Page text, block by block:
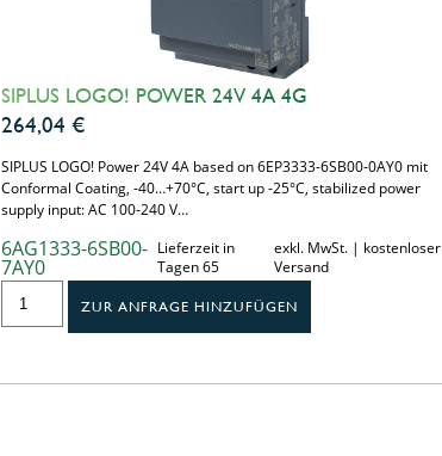
SIPLUS LOGO! POWER 24V 4A 4G
264,04 €
SIPLUS LOGO! Power 24V 4A based on 6EP3333-6SB00-0AY0 mit
Conformal Coating, -40…+70°C, start up -25°C, stabilized power
supply input: AC 100-240 V…
6AG1333-6SB00-
7AY0
Lieferzeit in
Tagen 65
exkl. MwSt. | kostenloser
Versand
ZUR ANFRAGE HINZUFÜGEN